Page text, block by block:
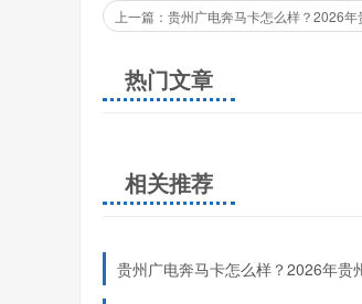
热门文章
相关推荐
贵州广电奔马卡怎么样？2026年贵